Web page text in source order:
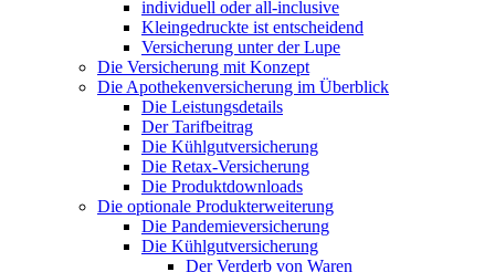
individuell oder all-inclusive
Kleingedruckte ist entscheidend
Versicherung unter der Lupe
Die Versicherung mit Konzept
Die Apothekenversicherung im Überblick
Die Leistungsdetails
Der Tarifbeitrag
Die Kühlgutversicherung
Die Retax-Versicherung
Die Produktdownloads
Die optionale Produkterweiterung
Die Pandemieversicherung
Die Kühlgutversicherung
Der Verderb von Waren